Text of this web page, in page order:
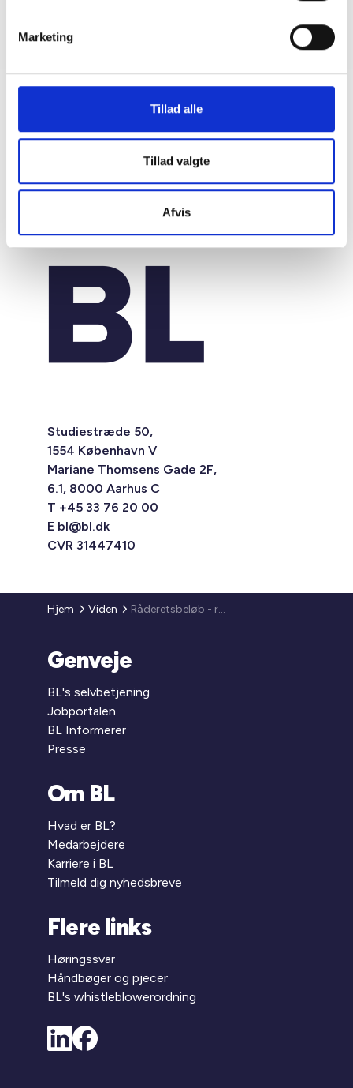
Marketing
Tillad alle
Tillad valgte
Afvis
20. marts 2026
Studiestræde 50,
1554 København V
Mariane Thomsens Gade 2F,
6.1, 8000 Aarhus C
T +45 33 76 20 00
E bl@bl.dk
CVR 31447410
Hjem Viden Råderetsbeløb - regulering af satserne
Genveje
BL's selvbetjening
Jobportalen
BL Informerer
Presse
Om BL
Hvad er BL?
Medarbejdere
Karriere i BL
Tilmeld dig nyhedsbreve
Flere links
Høringssvar
Håndbøger og pjecer
BL's whistleblowerordning